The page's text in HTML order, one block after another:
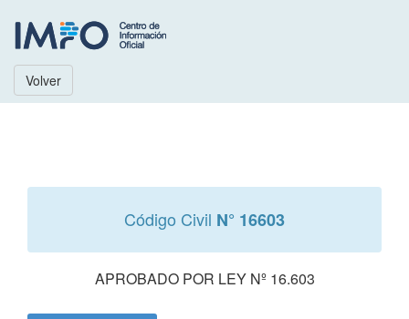
Volver
Código Civil N° 16603
APROBADO POR LEY Nº 16.603